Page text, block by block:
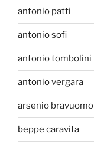
antonio patti
antonio sofi
antonio tombolini
antonio vergara
arsenio bravuomo
beppe caravita